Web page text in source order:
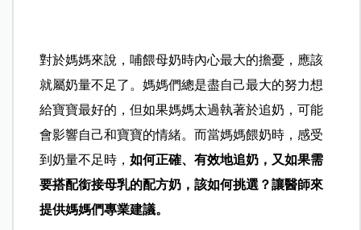
對於媽媽來說，哺餵母奶時內心最大的擔憂，應該
就屬奶量不足了。媽媽們總是盡自己最大的努力想
給寶寶最好的，但如果媽媽太過執著於追奶，可能
會影響自己和寶寶的情緒。而當媽媽餵奶時，感受
到奶量不足時，如何正確、有效地追奶，又如果需
要搭配銜接母乳的配方奶，該如何挑選？讓醫師來
提供媽媽們專業建議。